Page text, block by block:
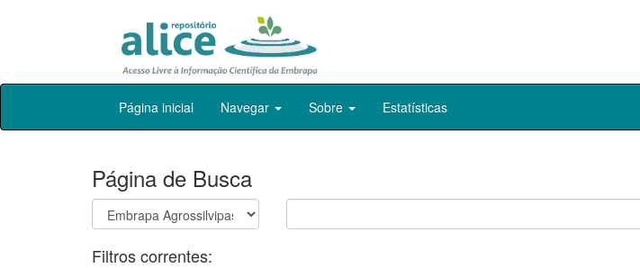
Skip
Página inicial Navegar Sobre Estatísticas
Página de Busca
Filtros correntes: